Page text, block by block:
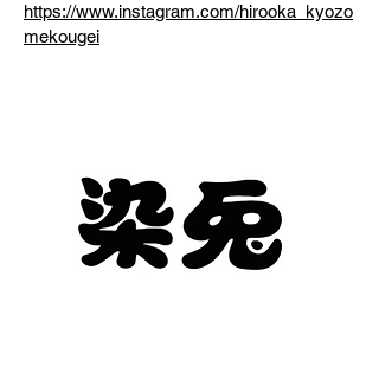
https://www.instagram.com/hirooka_kyozo
mekougei